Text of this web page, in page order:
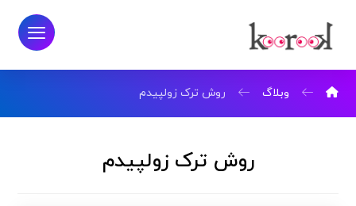
وبلاگ روش ترک زولپیدم
روش ترک زولپیدم